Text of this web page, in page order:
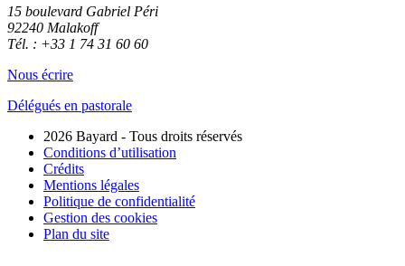
15 boulevard Gabriel Péri
92240 Malakoff
Tél. : +33 1 74 31 60 60
Nous écrire
Délégués en pastorale
2026 Bayard - Tous droits réservés
Conditions d’utilisation
Crédits
Mentions légales
Politique de confidentialité
Gestion des cookies
Plan du site